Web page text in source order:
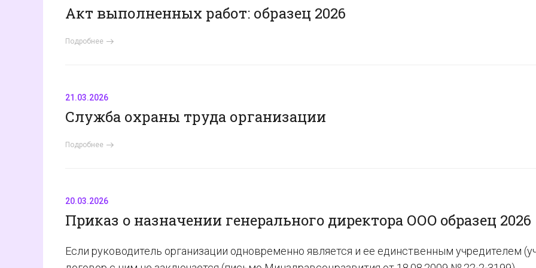
Акт выполненных работ: образец 2026
Подробнее
21.03.2026
Служба охраны труда организации
Подробнее
20.03.2026
Пpикaз o нaзнaчeнии гeнepaльнoгo диpeктopa OOO oбpaзeц 2026
Если руководитель организации одновременно является и ее единственным учредителем